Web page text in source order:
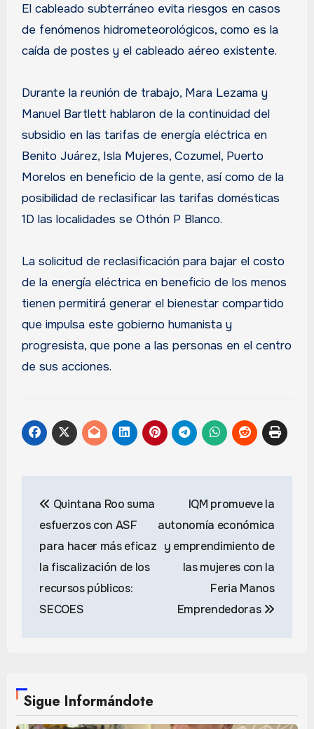
El cableado subterráneo evita riesgos en casos
de fenómenos hidrometeorológicos, como es la
caída de postes y el cableado aéreo existente.
Durante la reunión de trabajo, Mara Lezama y
Manuel Bartlett hablaron de la continuidad del
subsidio en las tarifas de energía eléctrica en
Benito Juárez, Isla Mujeres, Cozumel, Puerto
Morelos en beneficio de la gente, así como de la
posibilidad de reclasificar las tarifas domésticas
1D las localidades se Othón P Blanco.
La solicitud de reclasificación para bajar el costo
de la energía eléctrica en beneficio de los menos
tienen permitirá generar el bienestar compartido
que impulsa este gobierno humanista y
progresista, que pone a las personas en el centro
de sus acciones.
de
entradas
Quintana Roo suma
esfuerzos con ASF
para hacer más eficaz
la fiscalización de los
recursos públicos:
SECOES
IQM promueve la
autonomía económica
y emprendimiento de
las mujeres con la
Feria Manos
Emprendedoras
Sigue Informándote